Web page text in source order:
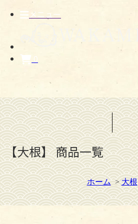
メニュー
0
【大根】 商品一覧
ホーム >大根